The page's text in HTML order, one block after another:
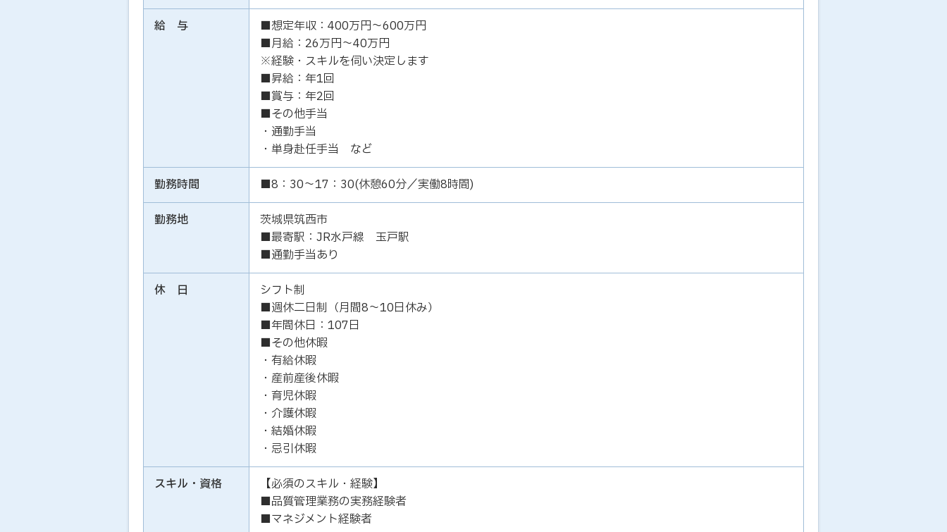
給 与
■想定年収：400万円～600万円
■月給：26万円～40万円
※経験・スキルを伺い決定します
■昇給：年1回
■賞与：年2回
■その他手当
・通勤手当
・単身赴任手当 など
勤務時間 ■8：30～17：30(休憩60分／実働8時間)
勤務地
茨城県筑西市
■最寄駅：JR水戸線 玉戸駅
■通勤手当あり
休 日
シフト制
■週休二日制（月間8～10日休み）
■年間休日：107日
■その他休暇
・有給休暇
・産前産後休暇
・育児休暇
・介護休暇
・結婚休暇
・忌引休暇
スキル・資格
【必須のスキル・経験】
■品質管理業務の実務経験者
■マネジメント経験者